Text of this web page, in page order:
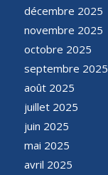
décembre 2025
novembre 2025
octobre 2025
septembre 2025
août 2025
juillet 2025
juin 2025
mai 2025
avril 2025